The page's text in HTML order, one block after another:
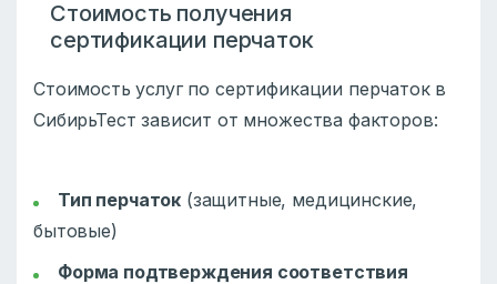
Стоимость получения
сертификации перчаток
Стоимость услуг по сертификации перчаток в
СибирьТест зависит от множества факторов:
Тип перчаток (защитные, медицинские,
бытовые)
Форма подтверждения соответствия